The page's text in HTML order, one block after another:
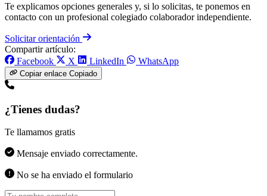
Te explicamos opciones generales y, si lo solicitas, te ponemos en
contacto con un profesional colegiado colaborador independiente.
Solicitar orientación
Compartir artículo:
Facebook
X LinkedIn WhatsApp
Copiar enlace Copiado
¿Tienes dudas?
Te llamamos gratis
Mensaje enviado correctamente.
No se ha enviado el formulario